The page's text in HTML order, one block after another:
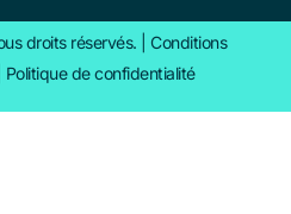
droits réservés. | Conditions
Politique de confidentialité​